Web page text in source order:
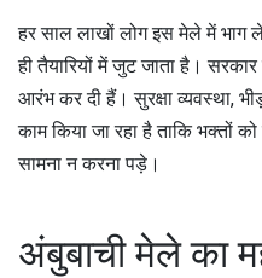
हर साल लाखों लोग इस मेले में
ही तैयारियों में जुट जाता है।
आरंभ कर दी हैं। सुरक्षा व्यवस्था,
काम किया जा रहा है ताकि भक्तों
सामना न करना पड़े।
अंबुबाची मेले का